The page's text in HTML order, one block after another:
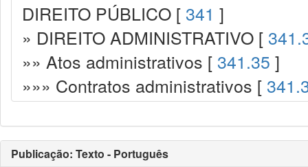
DIREITO PÚBLICO [ 341 ]
» DIREITO ADMINISTRATIVO [
»» Atos administrativos [ 341.35 ]
»»» Contratos administrativos [
Publicação: Texto - Português